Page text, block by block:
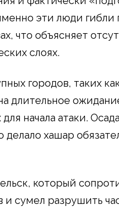
эти люди
что объясняет
слоях.
городов, таких
длительное
начала атаки.
делало хашар
который
и сумел разрушить